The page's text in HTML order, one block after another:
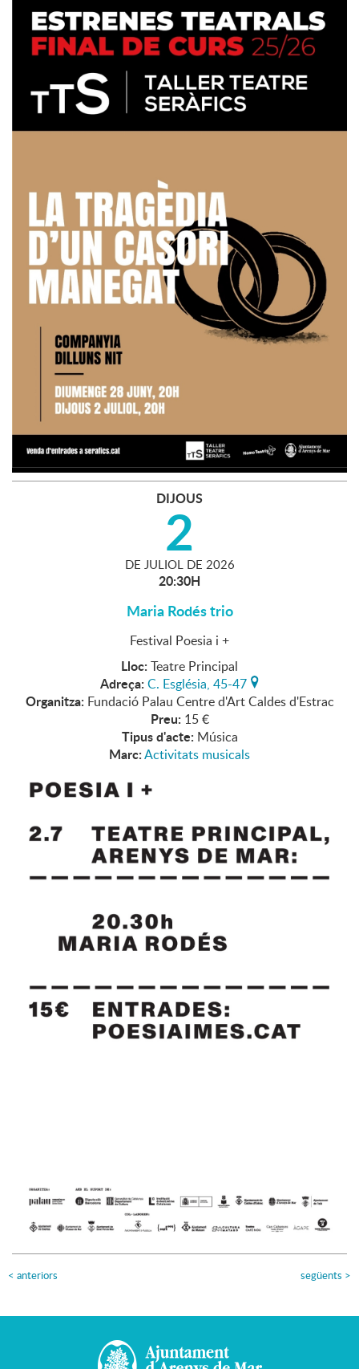
DIJOUS
2
DE JULIOL DE 2026
20:30H
Maria Rodés trio
Festival Poesia i +
Lloc: Teatre Principal
Adreça: C. Església, 45-47
Organitza: Fundació Palau Centre d'Art Caldes d'Estrac
Preu: 15 €
Tipus d'acte: Música
Marc:Activitats musicals
< anteriors següents >